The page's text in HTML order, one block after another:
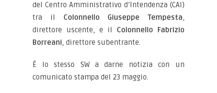
del Centro Amministrativo d’Intendenza (CAI)
tra il Colonnello Giuseppe Tempesta,
direttore uscente, e il Colonnello Fabrizio
Borreani, direttore subentrante.
È lo stesso SW a darne notizia con un
comunicato stampa del 23 maggio.